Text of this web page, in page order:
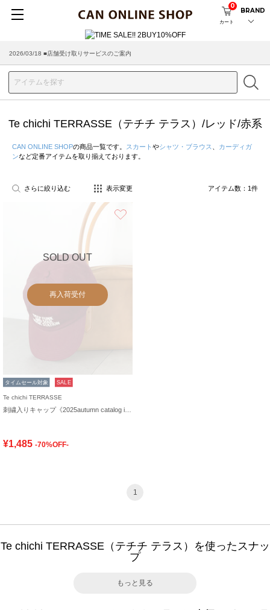
カート
0
BRAND
2026/03/18 ■店舗受け取りサービスのご案内
Te chichi TERRASSE（テチチ テラス）/レッド/赤系
CAN ONLINE SHOPの商品一覧です。 スカート やシャツ・ブラウス
カーディガ
ンなど定番アイテムを取り揃えております。
さらに絞り込む 表示変更 アイテム数： 1件
SOLD OUT
再入荷受付
タイムセール対象 SALE
Te chichi TERRASSE
¥1,485 -70%OFF-
1
Te chichi TERRASSE（テチチ テラス）を使ったスナッ
プ
もっと見る